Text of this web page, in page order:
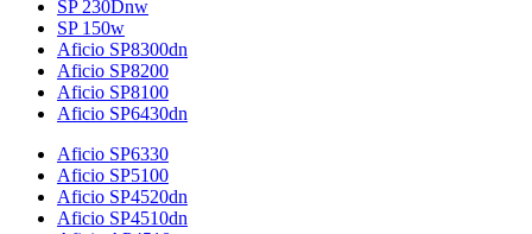
SP 230Dnw
SP 150w
Aficio SP8300dn
Aficio SP8200
Aficio SP8100
Aficio SP6430dn
Aficio SP6330
Aficio SP5100
Aficio SP4520dn
Aficio SP4510dn